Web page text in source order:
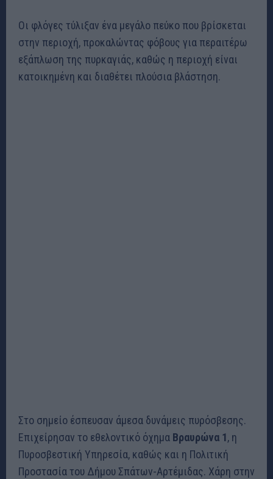
Οι φλόγες τύλιξαν ένα μεγάλο πεύκο που βρίσκεται
στην περιοχή, προκαλώντας φόβους για περαιτέρω
εξάπλωση της πυρκαγιάς, καθώς η περιοχή είναι
κατοικημένη και διαθέτει πλούσια βλάστηση.
Στο σημείο έσπευσαν άμεσα δυνάμεις πυρόσβεσης.
Επιχείρησαν το εθελοντικό όχημα Βραυρώνα 1, η
Πυροσβεστική Υπηρεσία, καθώς και η Πολιτική
Προστασία του Δήμου Σπάτων-Αρτέμιδας. Χάρη στην